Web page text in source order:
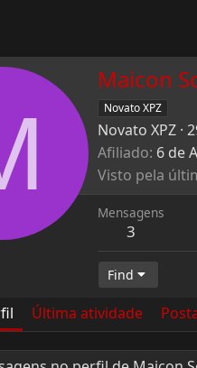
Maicon
Novato XPZ
Novato XPZ ·
Afiliado 6 de
Visto pela
Mensagens
3
Find
Última atividade